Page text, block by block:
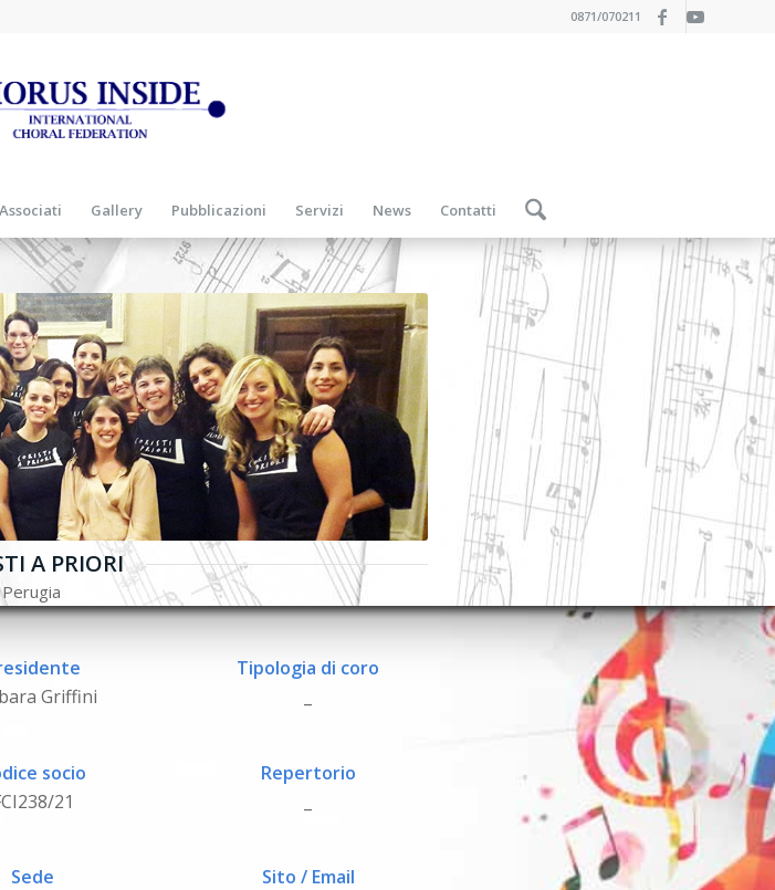
0871/070211
Gallery Pubblicazioni Servizi News Contatti
A PRIORI
Perugia
Griffini
socio
21
Sede
Tipologia di coro
Repertorio
Sito / Email